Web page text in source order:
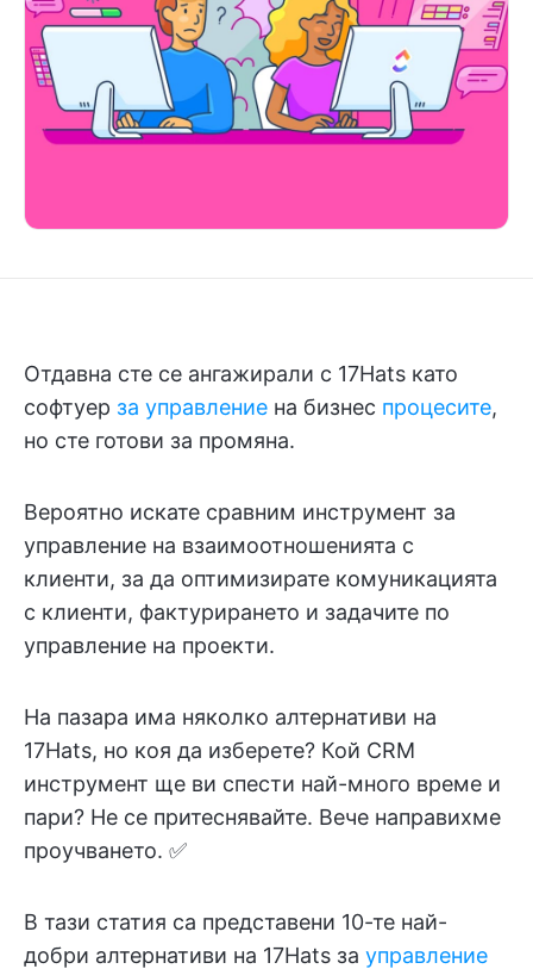
Отдавна сте се ангажирали с 17Hats като
софтуер за управление на бизнес процесите,
но сте готови за промяна.
Вероятно искате сравним инструмент за
управление на взаимоотношенията с
клиенти, за да оптимизирате комуникацията
с клиенти, фактурирането и задачите по
управление на проекти.
На пазара има няколко алтернативи на
17Hats, но коя да изберете? Кой CRM
инструмент ще ви спести най-много време и
пари? Не се притеснявайте. Вече направихме
проучването. ✅
В тази статия са представени 10-те най-
добри алтернативи на 17Hats за управление